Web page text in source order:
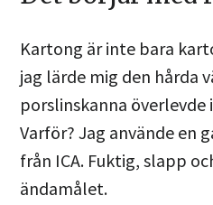
Kartong är inte bara
jag lärde mig den hårda
porslinskanna
Varför? Jag använde en
från ICA. Fuktig, slapp
ändamålet.